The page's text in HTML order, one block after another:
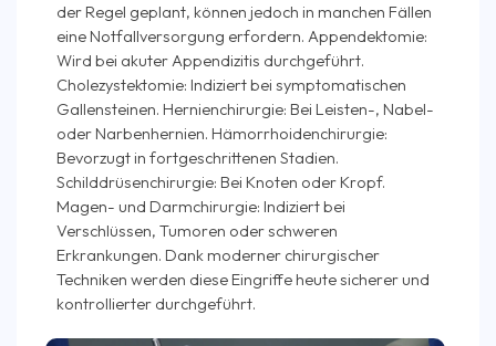
der Regel geplant, können jedoch in manchen Fällen
eine Notfallversorgung erfordern. Appendektomie:
Wird bei akuter Appendizitis durchgeführt.
Cholezystektomie: Indiziert bei symptomatischen
Gallensteinen. Hernienchirurgie: Bei Leisten-, Nabel-
oder Narbenhernien. Hämorrhoidenchirurgie:
Bevorzugt in fortgeschrittenen Stadien.
Schilddrüsenchirurgie: Bei Knoten oder Kropf.
Magen- und Darmchirurgie: Indiziert bei
Verschlüssen, Tumoren oder schweren
Erkrankungen. Dank moderner chirurgischer
Techniken werden diese Eingriffe heute sicherer und
kontrollierter durchgeführt.